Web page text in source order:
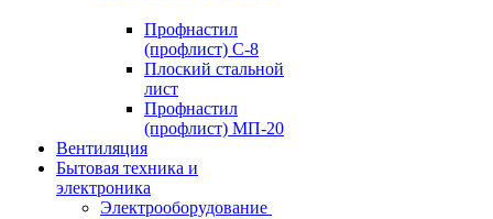
Профнастил
(профлист) С-8
Плоский стальной
лист
Профнастил
(профлист) МП-20
Вентиляция
Бытовая техника и
электроника
Электрооборудование